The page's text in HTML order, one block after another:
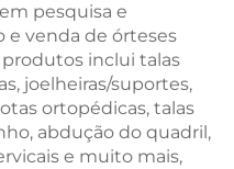
pesquisa e
e venda de órteses
inclui talas
joelheiras/suportes,
ortopédicas, talas
abdução do quadril,
e muito mais,